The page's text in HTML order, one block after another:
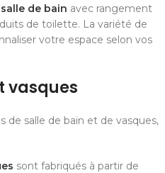
de bain avec rangement
de toilette. La variété de
votre espace selon vos
vasques
salle de bain et de vasques,
sont fabriqués à partir de